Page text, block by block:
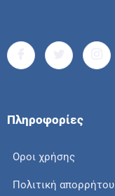
Πληροφορίες
Οροι χρήσης
Πολιτική απορρήτου